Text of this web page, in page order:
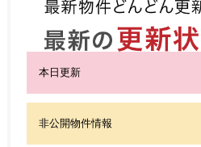
本日更新
非公開物件情報